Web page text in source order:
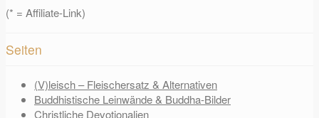
(* = Affiliate-Link)
Seiten
(V)leisch – Fleischersatz & Alternativen
Buddhistische Leinwände & Buddha-Bilder
Christliche Devotionalien